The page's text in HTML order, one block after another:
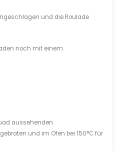
und die Roulade
noch mit einem
aussehenden
und im Ofen bei 150°C für